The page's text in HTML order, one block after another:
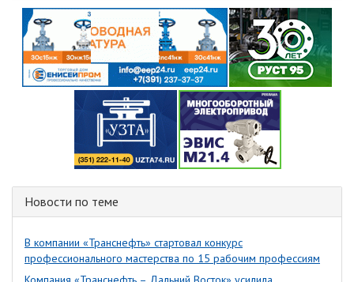
Новости по теме
В компании «Транснефть» стартовал конкурс
профессионального мастерства по 15 рабочим профессиям